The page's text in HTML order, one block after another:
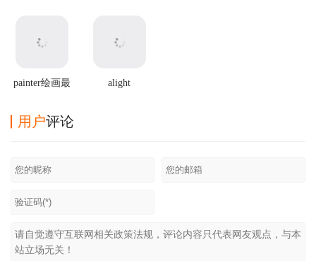
painter绘画最
alight
用户评论